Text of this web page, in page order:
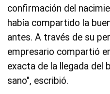
confirmación del
había compartido la
antes. A través de su
empresario compartió
exacta de la llegada del
sano", escribió.